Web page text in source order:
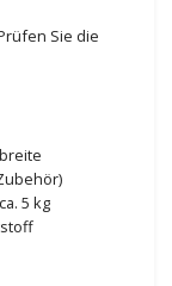
Sie die
5 kg